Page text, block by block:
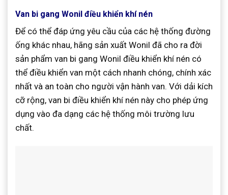
Van bi gang Wonil điều khiển khí nén
Để có thể đáp ứng yêu cầu của các hệ thống đường
ống khác nhau, hãng sản xuất Wonil đã cho ra đời
sản phẩm van bi gang Wonil điều khiển khí nén có
thể điều khiển van một cách nhanh chóng, chính xác
nhất và an toàn cho người vận hành van. Với dải kích
cỡ rộng, van bi điều khiển khí nén này cho phép ứng
dụng vào đa dạng các hệ thống môi trường lưu
chất.